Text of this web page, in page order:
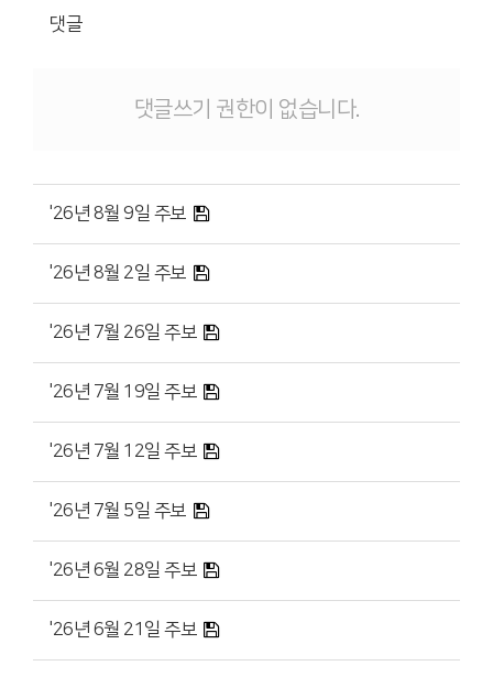
댓글
댓글쓰기 권한이 없습니다.
'26년 8월 9일 주보
'26년 8월 2일 주보
'26년 7월 26일 주보
'26년 7월 19일 주보
'26년 7월 12일 주보
'26년 7월 5일 주보
'26년 6월 28일 주보
'26년 6월 21일 주보